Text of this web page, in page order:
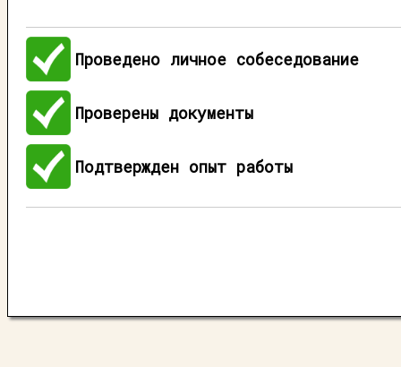
Проведено личное собеседование
Проверены документы
Подтвержден опыт работы